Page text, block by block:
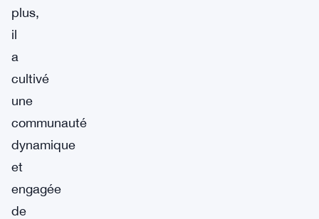
plus,
il
a
cultivé
une
communauté
dynamique
et
engagée
de